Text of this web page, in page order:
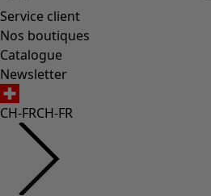
Service client
Nos boutiques
Catalogue
Newsletter
CH-FRCH-FR